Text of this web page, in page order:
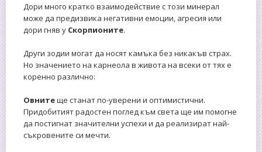
Дори много кратко взаимодействие с този минерал
може да предизвика негативни емоции, агресия или
дори гняв у Скорпионите.
Други зодии могат да носят камъка без никакъв страх.
Но значението на карнеола в живота на всеки от тях е
коренно различно:
Овнитеще станат по-уверени и оптимистични.
Придобитият радостен поглед към света ще им помогне
да постигнат значителни успехи и да реализират най-
съкровените си мечти.